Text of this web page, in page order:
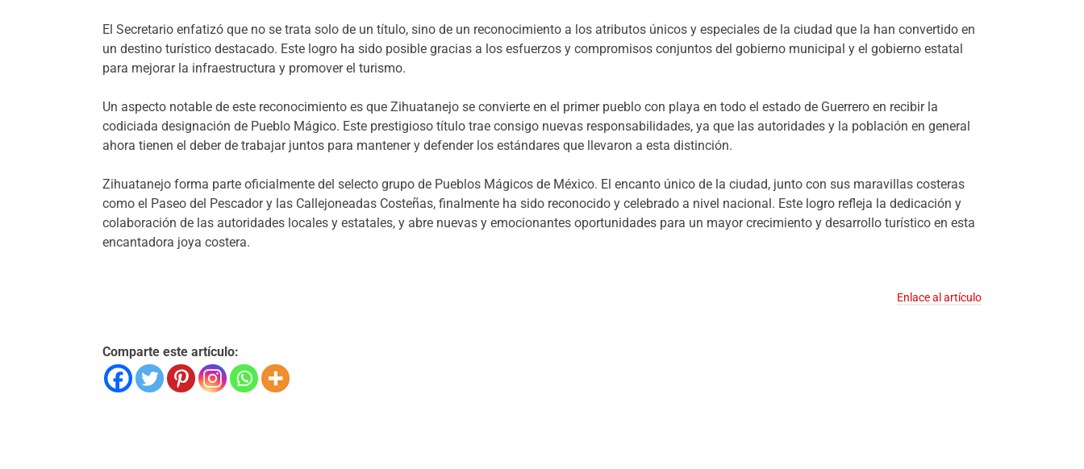
El Secretario enfatizó que no se trata solo de un título, sino de un reconocimiento a los atributos únicos y especiales de la ciudad que la han convertido en
un destino turístico destacado. Este logro ha sido posible gracias a los esfuerzos y compromisos conjuntos del gobierno municipal y el gobierno estatal
para mejorar la infraestructura y promover el turismo.
Un aspecto notable de este reconocimiento es que Zihuatanejo se convierte en el primer pueblo con playa en todo el estado de Guerrero en recibir la
codiciada designación de Pueblo Mágico. Este prestigioso título trae consigo nuevas responsabilidades, ya que las autoridades y la población en general
ahora tienen el deber de trabajar juntos para mantener y defender los estándares que llevaron a esta distinción.
Zihuatanejo forma parte oficialmente del selecto grupo de Pueblos Mágicos de México. El encanto único de la ciudad, junto con sus maravillas costeras
como el Paseo del Pescador y las Callejoneadas Costeñas, finalmente ha sido reconocido y celebrado a nivel nacional. Este logro refleja la dedicación y
colaboración de las autoridades locales y estatales, y abre nuevas y emocionantes oportunidades para un mayor crecimiento y desarrollo turístico en esta
encantadora joya costera.
Enlace al artículo
Comparte este artículo: